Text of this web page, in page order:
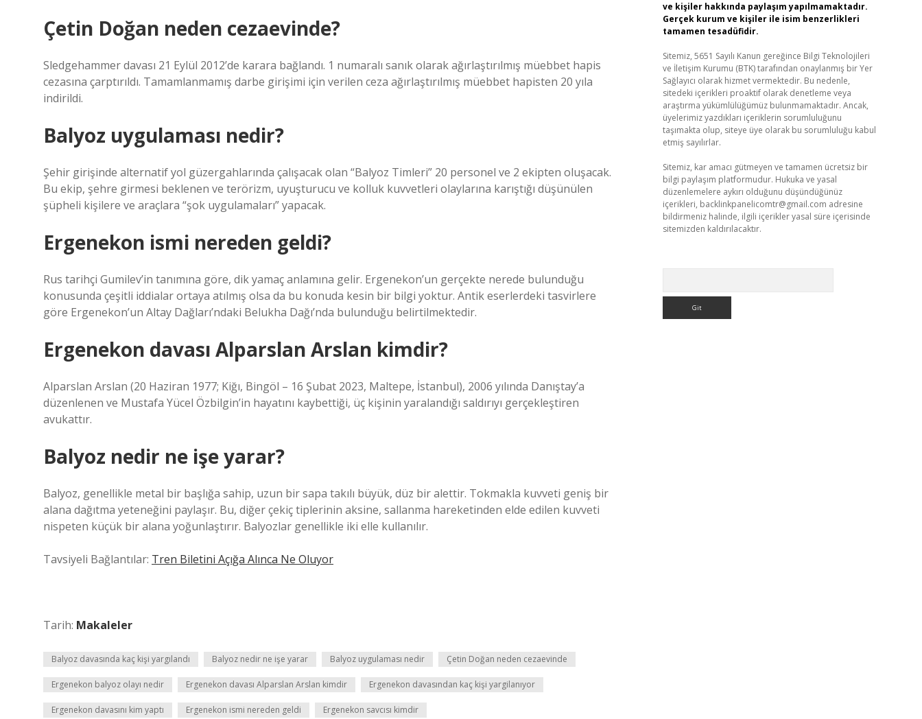
Çetin Doğan neden cezaevinde?
Sledgehammer davası 21 Eylül 2012’de karara bağlandı. 1 numaralı sanık olarak ağırlaştırılmış müebbet hapis
cezasına çarptırıldı. Tamamlanmamış darbe girişimi için verilen ceza ağırlaştırılmış müebbet hapisten 20 yıla
indirildi.
Balyoz uygulaması nedir?
Şehir girişinde alternatif yol güzergahlarında çalışacak olan “Balyoz Timleri” 20 personel ve 2 ekipten oluşacak.
Bu ekip, şehre girmesi beklenen ve terörizm, uyuşturucu ve kolluk kuvvetleri olaylarına karıştığı düşünülen
şüpheli kişilere ve araçlara “şok uygulamaları” yapacak.
Ergenekon ismi nereden geldi?
Rus tarihçi Gumilev’in tanımına göre, dik yamaç anlamına gelir. Ergenekon’un gerçekte nerede bulunduğu
konusunda çeşitli iddialar ortaya atılmış olsa da bu konuda kesin bir bilgi yoktur. Antik eserlerdeki tasvirlere
göre Ergenekon’un Altay Dağları’ndaki Belukha Dağı’nda bulunduğu belirtilmektedir.
Ergenekon davası Alparslan Arslan kimdir?
Alparslan Arslan (20 Haziran 1977; Kiğı, Bingöl – 16 Şubat 2023, Maltepe, İstanbul), 2006 yılında Danıştay’a
düzenlenen ve Mustafa Yücel Özbilgin’in hayatını kaybettiği, üç kişinin yaralandığı saldırıyı gerçekleştiren
avukattır.
Balyoz nedir ne işe yarar?
Balyoz, genellikle metal bir başlığa sahip, uzun bir sapa takılı büyük, düz bir alettir. Tokmakla kuvveti geniş bir
alana dağıtma yeteneğini paylaşır. Bu, diğer çekiç tiplerinin aksine, sallanma hareketinden elde edilen kuvveti
nispeten küçük bir alana yoğunlaştırır. Balyozlar genellikle iki elle kullanılır.
Tavsiyeli Bağlantılar: Tren Biletini Açığa Alınca Ne Oluyor
Tarih: Makaleler
Balyoz davasında kaç kişi yargılandı Balyoz nedir ne işe yarar Balyoz uygulaması nedir Çetin Doğan neden cezaevinde
Ergenekon balyoz olayı nedir Ergenekon davası Alparslan Arslan kimdir Ergenekon davasından kaç kişi yargilanıyor
Ergenekon davasını kim yaptı Ergenekon ismi nereden geldi Ergenekon savcısı kimdir
ve kişiler hakkında paylaşım yapılmamaktadır.
Gerçek kurum ve kişiler ile isim benzerlikleri
tamamen tesadüfidir.
Sitemiz, 5651 Sayılı Kanun gereğince Bilgi Teknolojileri
ve İletişim Kurumu (BTK) tarafından onaylanmış bir Yer
Sağlayıcı olarak hizmet vermektedir. Bu nedenle,
sitedeki içerikleri proaktif olarak denetleme veya
araştırma yükümlülüğümüz bulunmamaktadır. Ancak,
üyelerimiz yazdıkları içeriklerin sorumluluğunu
taşımakta olup, siteye üye olarak bu sorumluluğu kabul
etmiş sayılırlar.
Sitemiz, kar amacı gütmeyen ve tamamen ücretsiz bir
bilgi paylaşım platformudur. Hukuka ve yasal
düzenlemelere aykırı olduğunu düşündüğünüz
içerikleri, backlinkpanelicomtr@gmail.com adresine
bildirmeniz halinde, ilgili içerikler yasal süre içerisinde
sitemizden kaldırılacaktır.